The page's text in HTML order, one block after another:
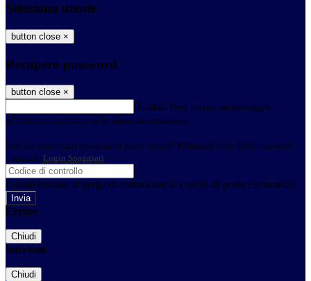
Seleziona utente
button close ×
Recupero password
button close ×
E-mail Verrà inviato un messaggio
all'indirizzo indicato con le istruzioni necessarie.
Non hai una e-mail associata al nome utente? Effettua il reset della password
tramite la Login Spaggiari
E-mail inviata, si prega di controllare la casella di posta elettronica!
Errore
Chiudi
Successo
Chiudi